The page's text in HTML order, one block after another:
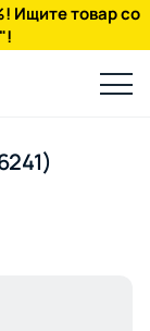
Ищите товар со